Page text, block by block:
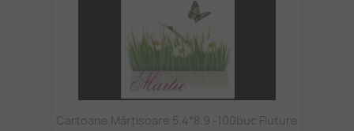
Cartoane Mărțișoare 5.4*8.9 -100buc Fluture